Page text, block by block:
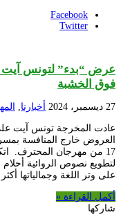
Facebook
Twitter
عرض “بدء” لتونس
فوق الخشبة
27 ديسمبر، 2024 أخبارنا,
عادت المخرجة تونس آيت
العروض خارج المنافسة
17 من مهرجان المحترف.
لتطويع نصوص الروائية
على وتر اللغة وجمالياتها
أكمل القراءة »
شاركها